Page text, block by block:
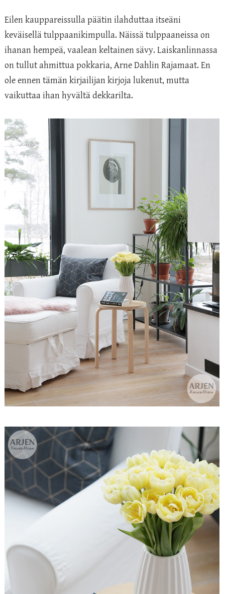
Eilen kauppareissulla päätin ilahduttaa itseäni
keväisellä tulppaanikimpulla. Näissä tulppaaneissa on
ihanan hempeä, vaalean keltainen sävy. Laiskanlinnassa
on tullut ahmittua pokkaria, Arne Dahlin Rajamaat. En
ole ennen tämän kirjailijan kirjoja lukenut, mutta
vaikuttaa ihan hyvältä dekkarilta.